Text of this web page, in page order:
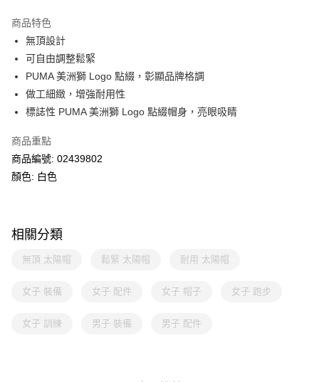
Alipay, PayMe, WeChat Pay, UnionPay, FPS
送貨方式
單筆訂單淨值滿$399可享免運費優惠
每筆HK$30.00，滿HK$399.00或以上免運費
滿$599可享澳門免運費優惠
商品特色
無頂設計
可自由調整鬆緊
PUMA 美洲獅 Logo 點綴，彰顯品牌格調
做工細緻，增強耐用性
標誌性 PUMA 美洲獅 Logo 點綴帽身，亮眼吸睛
商品重點
商品編號: 02439802
顏色: 白色
相關分類
無頂 太陽帽 鬆緊 太陽帽 耐用 太陽帽
女子 裝備 女子 配件 女子 帽子 女子 跑步
女子 訓練 男子 裝備 男子 配件